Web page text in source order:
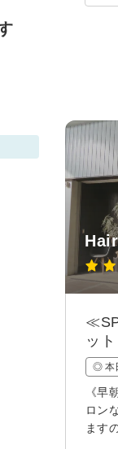
ット
◎ 本
《早
ロン
ます